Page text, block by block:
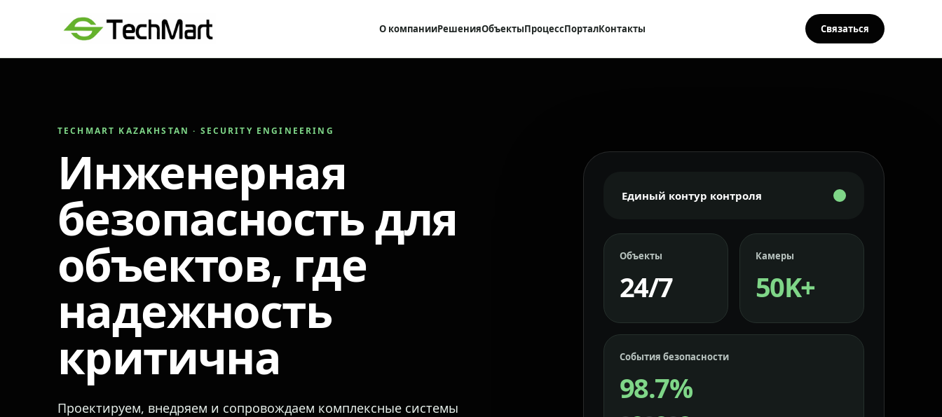
О компанииРешенияОбъектыПроцессПорталКонтакты Связаться
TECHMART KAZAKHSTAN · SECURITY ENGINEERING
Инженерная
безопасность для
объектов, где
надежность
критична
Проектируем, внедряем и сопровождаем комплексные системы
Единый контур контроля
Объекты
24/7
Камеры
50K+
События безопасности
98.7%